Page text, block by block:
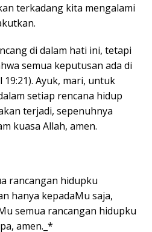
terkadang kita mengalami
di dalam hati ini, tetapi
semua keputusan ada di
Ayuk, mari, untuk
setiap rencana hidup
terjadi, sepenuhnya
kuasa Allah, amen.
rancangan hidupku
hanya kepadaMu saja,
semua rancangan hidupku
amen._*